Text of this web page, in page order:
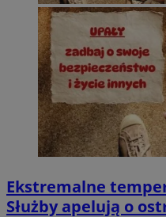
Ekstremalne
Służby apelują o